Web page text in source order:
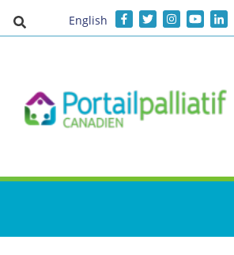
Activer/désactiver la saisie de
English